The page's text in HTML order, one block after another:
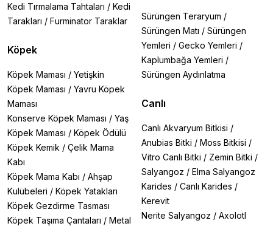
Kedi Tırmalama Tahtaları / Kedi
Tarakları / Furminator Taraklar
Köpek
Köpek Maması / Yetişkin
Köpek Maması / Yavru Köpek
Maması
Konserve Köpek Maması / Yaş
Köpek Maması / Köpek Ödülü
Köpek Kemik / Çelik Mama
Kabı
Köpek Mama Kabı / Ahşap
Kulübeleri / Köpek Yatakları
Köpek Gezdirme Tasması
Köpek Taşıma Çantaları / Metal
Sürüngen Teraryum /
Sürüngen Matı / Sürüngen
Yemleri / Gecko Yemleri /
Kaplumbağa Yemleri /
Sürüngen Aydınlatma
Canlı
Canlı Akvaryum Bitkisi /
Anubias Bitki / Moss Bitkisi /
Vitro Canlı Bitki / Zemin Bitki /
Salyangoz / Elma Salyangoz
Karides / Canlı Karides /
Kerevit
Nerite Salyangoz / Axolotl